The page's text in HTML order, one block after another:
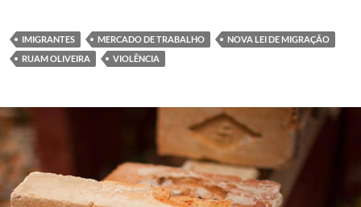
IMIGRANTES MERCADO DE TRABALHO
NOVA LEI DE MIGRAÇÃO
RUAM OLIVEIRA
VIOLÊNCIA